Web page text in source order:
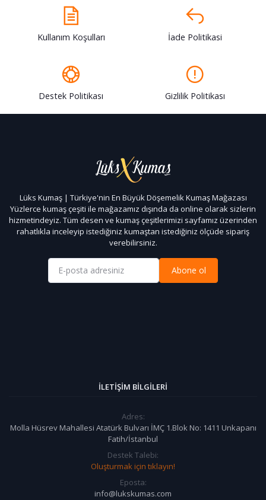
Kullanım Koşulları İade Politikasi
Destek Politikası Gizlilik Politikası
Lüks Kumaş | Türkiye'nin En Büyük Döşemelik Kumaş Mağazası
Yüzlerce kumaş çeşiti ile mağazamız dışında da online olarak sizlerin
hizmetindeyiz. Tüm desen ve kumaş çeşitlerimizi sayfamız üzerinden
rahatlıkla inceleyip istediğiniz kumaştan istediğiniz ölçüde sipariş
verebilirsiniz.
Abone ol
İLETIŞIM BILGILERI
Adres:
Molla Hüsrev Mahallesi Atatürk Bulvarı İMÇ 1.Blok No: 1411 Unkapanı
Fatih/İstanbul
Destek Talebi:
Oluşturmak için tıklayın!
Eposta:
info@lukskumas.com